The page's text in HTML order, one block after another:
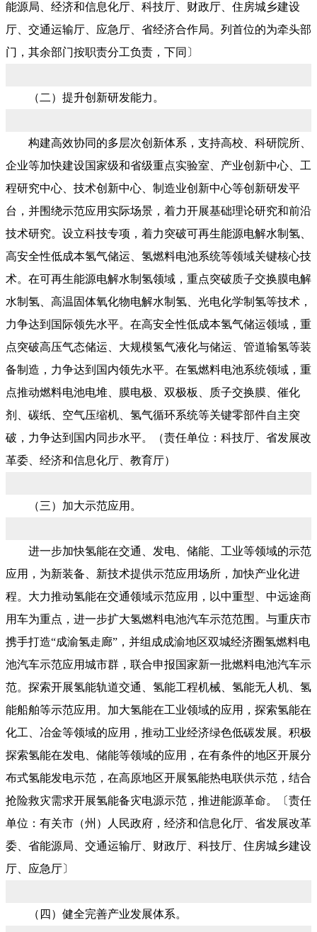
能源局、经济和信息化厅、科技厅、财政厅、住房城乡建设
厅、交通运输厅、应急厅、省经济合作局。列首位的为牵头部
门，其余部门按职责分工负责，下同〕
（二）提升创新研发能力。
构建高效协同的多层次创新体系，支持高校、科研院所、
企业等加快建设国家级和省级重点实验室、产业创新中心、工
程研究中心、技术创新中心、制造业创新中心等创新研发平
台，并围绕示范应用实际场景，着力开展基础理论研究和前沿
技术研究。设立科技专项，着力突破可再生能源电解水制氢、
高安全性低成本氢气储运、氢燃料电池系统等领域关键核心技
术。在可再生能源电解水制氢领域，重点突破质子交换膜电解
水制氢、高温固体氧化物电解水制氢、光电化学制氢等技术，
力争达到国际领先水平。在高安全性低成本氢气储运领域，重
点突破高压气态储运、大规模氢气液化与储运、管道输氢等装
备制造，力争达到国内领先水平。在氢燃料电池系统领域，重
点推动燃料电池电堆、膜电极、双极板、质子交换膜、催化
剂、碳纸、空气压缩机、氢气循环系统等关键零部件自主突
破，力争达到国内同步水平。（责任单位：科技厅、省发展改
革委、经济和信息化厅、教育厅）
（三）加大示范应用。
进一步加快氢能在交通、发电、储能、工业等领域的示范
应用，为新装备、新技术提供示范应用场所，加快产业化进
程。大力推动氢能在交通领域示范应用，以中重型、中远途商
用车为重点，进一步扩大氢燃料电池汽车示范范围。与重庆市
携手打造“成渝氢走廊”，并组成成渝地区双城经济圈氢燃料电
池汽车示范应用城市群，联合申报国家新一批燃料电池汽车示
范。探索开展氢能轨道交通、氢能工程机械、氢能无人机、氢
能船舶等示范应用。加大氢能在工业领域的应用，探索氢能在
化工、冶金等领域的应用，推动工业经济绿色低碳发展。积极
探索氢能在发电、储能等领域的应用，在有条件的地区开展分
布式氢能发电示范，在高原地区开展氢能热电联供示范，结合
抢险救灾需求开展氢能备灾电源示范，推进能源革命。〔责任
单位：有关市（州）人民政府，经济和信息化厅、省发展改革
委、省能源局、交通运输厅、财政厅、科技厅、住房城乡建设
厅、应急厅〕
（四）健全完善产业发展体系。